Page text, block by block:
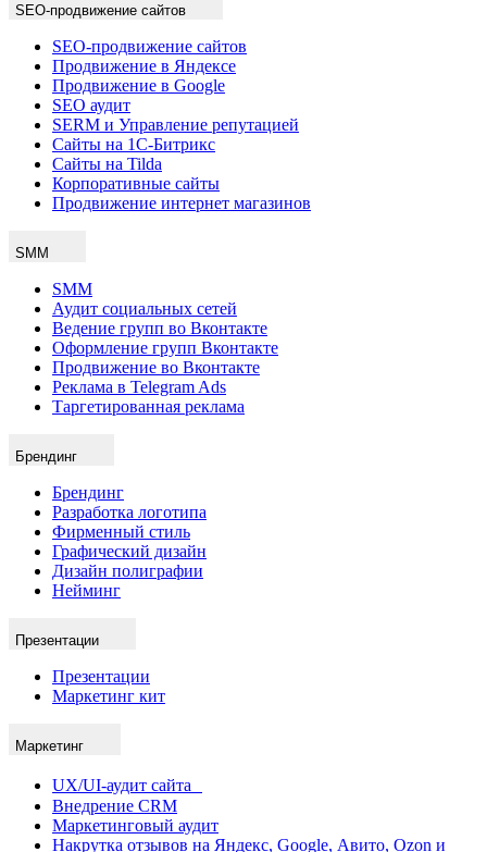
SEO-продвижение сайтов
SEO-продвижение сайтов
Продвижение в Яндексе
Продвижение в Google
SEO аудит
SERM и Управление репутацией
Сайты на 1С-Битрикс
Сайты на Tilda
Корпоративные сайты
Продвижение интернет магазинов
SMM
SMM
Аудит социальных сетей
Ведение групп во Вконтакте
Оформление групп Вконтакте
Продвижение во Вконтакте
Реклама в Telegram Ads
Таргетированная реклама
Брендинг
Брендинг
Разработка логотипа
Фирменный стиль
Графический дизайн
Дизайн полиграфии
Нейминг
Презентации
Презентации
Маркетинг кит
Маркетинг
UX/UI-аудит сайта
Внедрение CRM
Маркетинговый аудит
Накрутка отзывов на Яндекс, Google, Авито, Ozon и